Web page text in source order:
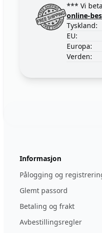
*** Vi
online-
Tyskland:
EU:
Europa:
Verden:
Informasjon
Pålogging og
Glemt passord
Betaling og frakt
Avbestillingsregler